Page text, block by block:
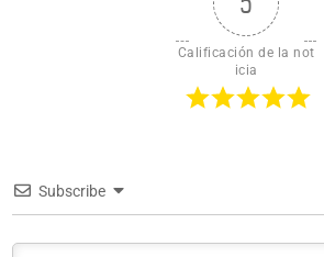
Calificación de la not
icia
Subscribe